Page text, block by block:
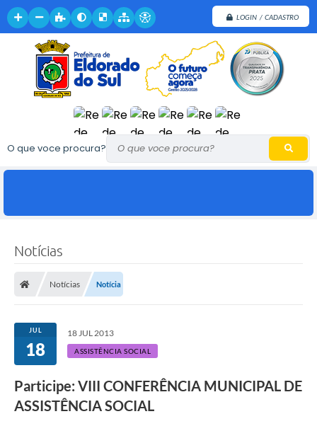
LOGIN / CADASTRO
O que voce procura?
Notícias
Notícias Notícia
JUL
18
18 JUL 2013
ASSISTÊNCIA SOCIAL
Participe: VIII CONFERÊNCIA MUNICIPAL DE
ASSISTÊNCIA SOCIAL